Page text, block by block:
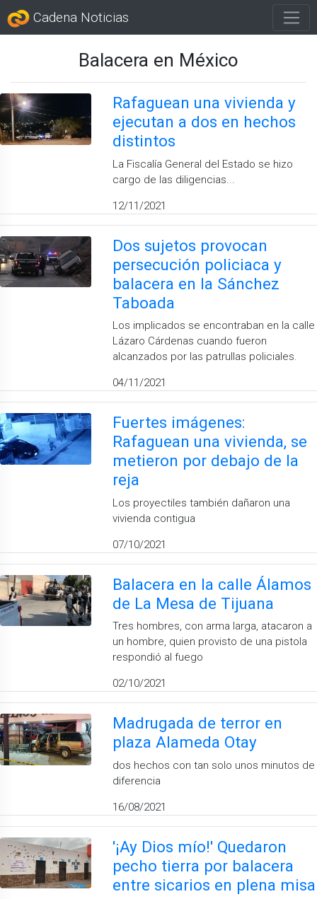
Cadena Noticias
Balacera en México
Rafaguean una vivienda y
ejecutan a dos en hechos
distintos
La Fiscalía General del Estado se hizo
cargo de las diligencias...
12/11/2021
Dos sujetos provocan
persecución policiaca y
balacera en la Sánchez
Taboada
Los implicados se encontraban en la calle
Lázaro Cárdenas cuando fueron
alcanzados por las patrullas policiales.
04/11/2021
Fuertes imágenes:
Rafaguean una vivienda, se
metieron por debajo de la
reja
Los proyectiles también dañaron una
vivienda contigua
07/10/2021
Balacera en la calle Álamos
de La Mesa de Tijuana
Tres hombres, con arma larga, atacaron a
un hombre, quien provisto de una pistola
respondió al fuego
02/10/2021
Madrugada de terror en
plaza Alameda Otay
dos hechos con tan solo unos minutos de
diferencia
16/08/2021
'¡Ay Dios mío!' Quedaron
pecho tierra por balacera
entre sicarios en plena misa